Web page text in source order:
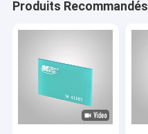
Produits Recommandés